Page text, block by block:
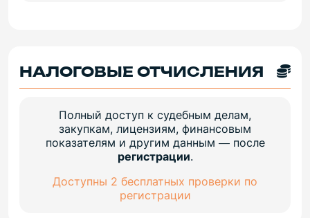
НАЛОГОВЫЕ ОТЧИСЛЕНИЯ
Полный доступ к судебным делам,
закупкам, лицензиям, финансовым
показателям и другим данным — после
регистрации.
Доступны 2 бесплатных проверки по
регистрации